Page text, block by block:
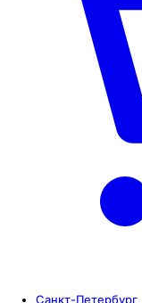
Санкт-Петербург